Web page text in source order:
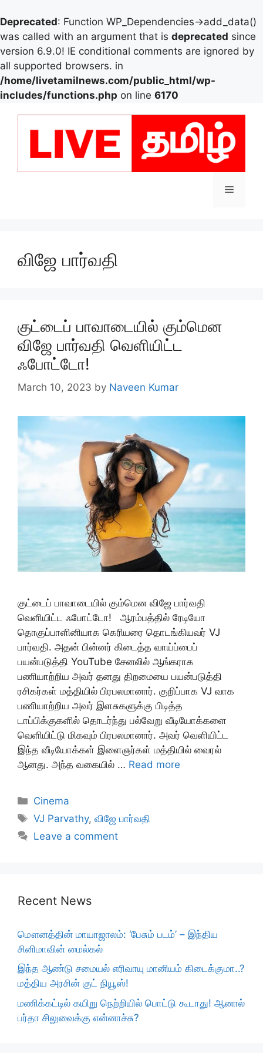
Deprecated: Function WP_Dependencies->add_data()
was called with an argument that is deprecated since
version 6.9.0! IE conditional comments are ignored by
all supported browsers. in
/home/livetamilnews.com/public_html/wp-
includes/functions.php on line 6170
Menu
விஜே பார்வதி
குட்டைப் பாவாடையில் கும்மென
விஜே பார்வதி வெளியிட்ட
ஃபோட்டோ!
March 10, 2023 by Naveen Kumar
குட்டைப் பாவாடையில் கும்மென விஜே பார்வதி
வெளியிட்ட ஃபோட்டோ! ஆரம்பத்தில் ரேடியோ
தொகுப்பாளினியாக கெரியரை தொடங்கியவர் VJ
பார்வதி. அதன் பின்னர் கிடைத்த வாய்ப்பைப்
பயன்படுத்தி YouTube சேனலில் ஆங்கராக
பணியாற்றிய அவர் தனது திறமையை பயன்படுத்தி
ரசிகர்கள் மத்தியில் பிரபலமானார். குறிப்பாக VJ வாக
பணியாற்றிய அவர் இளசுகளுக்கு பிடித்த
டாப்பிக்குகளில் தொடர்ந்து பல்வேறு வீடியோக்களை
வெளியிட்டு மிகவும் பிரபலமானார். அவர் வெளியிட்ட
இந்த வீடியோக்கள் இளைஞர்கள் மத்தியில் வைரல்
ஆனது. அந்த வகையில் … Read more
Categories
Cinema
Tags
VJ Parvathy,விஜே பார்வதி
Leave a comment
Recent News
மௌனத்தின் மாயாஜாலம்: ‘பேசும் படம்’ – இந்திய
சினிமாவின் மைல்கல்
இந்த ஆண்டு சமையல் எரிவாயு மானியம் கிடைக்குமா..?
மத்திய அரசின் குட் நியூஸ்!
மணிக்கட்டில் கயிறு நெற்றியில் பொட்டு கூடாது! ஆனால்
பர்தா சிலுவைக்கு என்னாச்சு?